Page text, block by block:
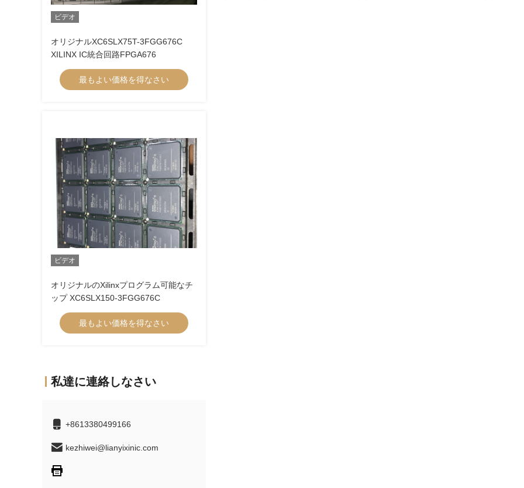
ビデオ
オリジナルXC6SLX75T-3FGG676C
XILINX IC統合回路FPGA676
最もよい価格を得なさい
ビデオ
オリジナルのXilinxプログラム可能なチ
ップ XC6SLX150-3FGG676C
最もよい価格を得なさい
私達に連絡しなさい
+8613380499166
kezhiwei@lianyixinic.com